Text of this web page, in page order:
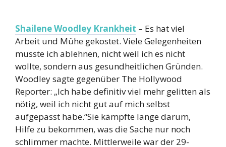
Shailene Woodley Krankheit – Es hat viel
Arbeit und Mühe gekostet. Viele Gelegenheiten
musste ich ablehnen, nicht weil ich es nicht
wollte, sondern aus gesundheitlichen Gründen.
Woodley sagte gegenüber The Hollywood
Reporter: „Ich habe definitiv viel mehr gelitten als
nötig, weil ich nicht gut auf mich selbst
aufgepasst habe.“Sie kämpfte lange darum,
Hilfe zu bekommen, was die Sache nur noch
schlimmer machte. Mittlerweile war der 29-